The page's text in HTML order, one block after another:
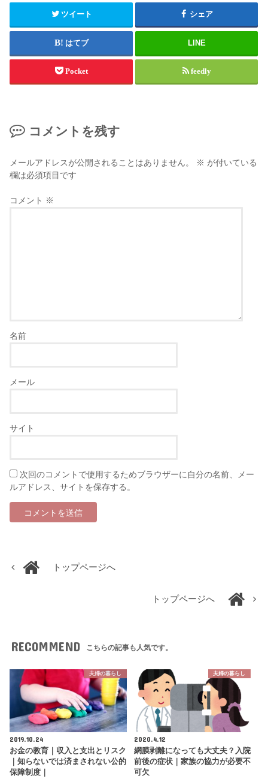
ツイート シェア
はてブ LINE
Pocket feedly
コメントを残す
メールアドレスが公開されることはありません。 ※ が付いている
欄は必須項目です
コメント ※
名前
メール
サイト
次回のコメントで使用するためブラウザーに自分の名前、メー
ルアドレス、サイトを保存する。
トップページへ
トップページへ
RECOMMEND こちらの記事も人気です。
夫婦の暮らし
2019.10.24
お金の教育｜収入と支出とリスク
｜知らないでは済まされない公的
保障制度｜
夫婦の暮らし
2020.4.12
網膜剥離になっても大丈夫？入院
前後の症状｜家族の協力が必要不
可欠